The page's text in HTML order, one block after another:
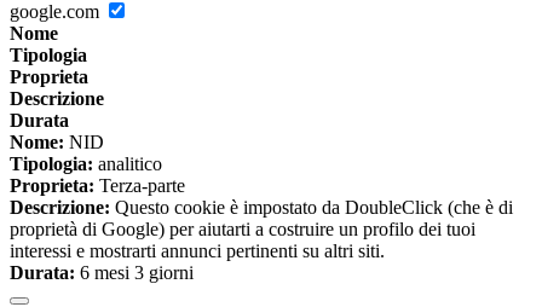
google.com
Nome
Tipologia
Proprieta
Descrizione
Durata
Nome: NID
Tipologia: analitico
Proprieta: Terza-parte
Descrizione: Questo cookie è impostato da DoubleClick (che è di
proprietà di Google) per aiutarti a costruire un profilo dei tuoi
interessi e mostrarti annunci pertinenti su altri siti.
Durata: 6 mesi 3 giorni